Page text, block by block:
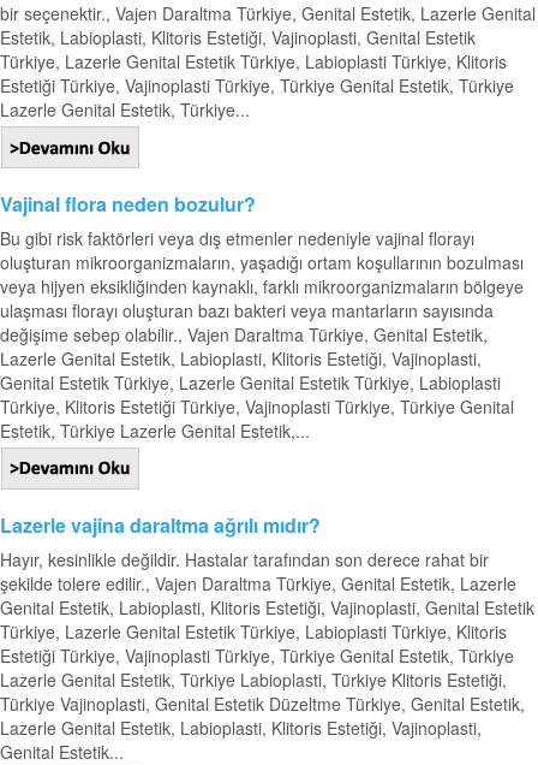
bir seçenektir., Vajen Daraltma Türkiye, Genital Estetik, Lazerle Genital
Estetik, Labioplasti, Klitoris Estetiği, Vajinoplasti, Genital Estetik
Türkiye, Lazerle Genital Estetik Türkiye, Labioplasti Türkiye, Klitoris
Estetiği Türkiye, Vajinoplasti Türkiye, Türkiye Genital Estetik, Türkiye
Lazerle Genital Estetik, Türkiye...
Vajinal flora neden bozulur?
Bu gibi risk faktörleri veya dış etmenler nedeniyle vajinal florayı
oluşturan mikroorganizmaların, yaşadığı ortam koşullarının bozulması
veya hijyen eksikliğinden kaynaklı, farklı mikroorganizmaların bölgeye
ulaşması florayı oluşturan bazı bakteri veya mantarların sayısında
değişime sebep olabilir., Vajen Daraltma Türkiye, Genital Estetik,
Lazerle Genital Estetik, Labioplasti, Klitoris Estetiği, Vajinoplasti,
Genital Estetik Türkiye, Lazerle Genital Estetik Türkiye, Labioplasti
Türkiye, Klitoris Estetiği Türkiye, Vajinoplasti Türkiye, Türkiye Genital
Estetik, Türkiye Lazerle Genital Estetik,...
Lazerle vajina daraltma ağrılı mıdır?
Hayır, kesinlikle değildir. Hastalar tarafından son derece rahat bir
şekilde tolere edilir., Vajen Daraltma Türkiye, Genital Estetik, Lazerle
Genital Estetik, Labioplasti, Klitoris Estetiği, Vajinoplasti, Genital Estetik
Türkiye, Lazerle Genital Estetik Türkiye, Labioplasti Türkiye, Klitoris
Estetiği Türkiye, Vajinoplasti Türkiye, Türkiye Genital Estetik, Türkiye
Lazerle Genital Estetik, Türkiye Labioplasti, Türkiye Klitoris Estetiği,
Türkiye Vajinoplasti, Genital Estetik Düzeltme Türkiye, Genital Estetik,
Lazerle Genital Estetik, Labioplasti, Klitoris Estetiği, Vajinoplasti,
Genital Estetik...